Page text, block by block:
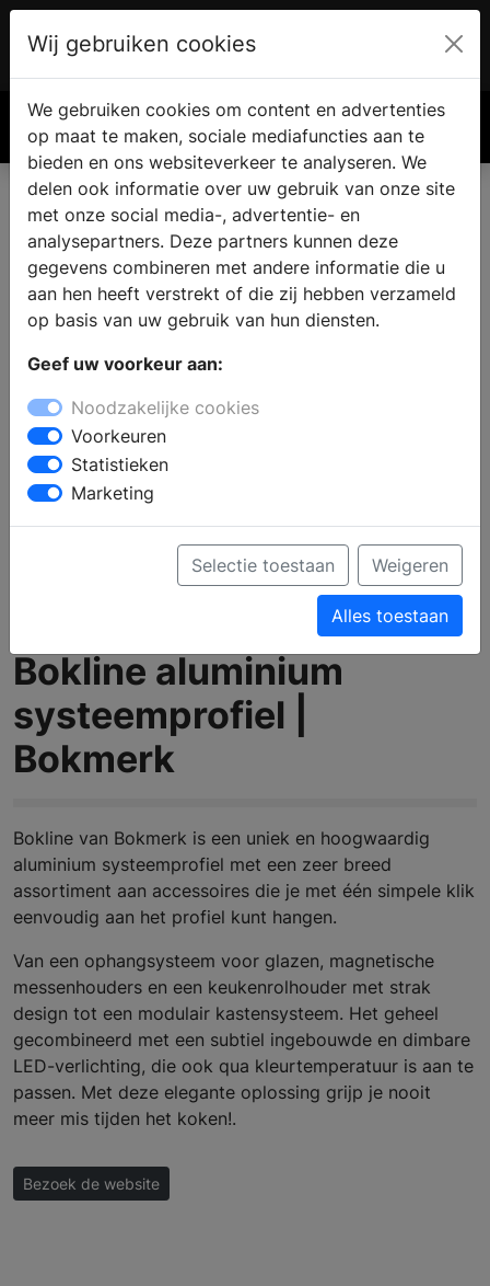
€ 0.00
Bokline aluminium
systeemprofiel |
Bokmerk
Bokline van Bokmerk is een uniek en hoogwaardig
aluminium systeemprofiel met een zeer breed
assortiment aan accessoires die je met één simpele klik
eenvoudig aan het profiel kunt hangen.
Van een ophangsysteem voor glazen, magnetische
messenhouders en een keukenrolhouder met strak
design tot een modulair kastensysteem. Het geheel
gecombineerd met een subtiel ingebouwde en dimbare
LED-verlichting, die ook qua kleurtemperatuur is aan te
passen. Met deze elegante oplossing grijp je nooit
meer mis tijden het koken!.
Bezoek de website
Wij gebruiken cookies
We gebruiken cookies om content en advertenties
op maat te maken, sociale mediafuncties aan te
bieden en ons websiteverkeer te analyseren. We
delen ook informatie over uw gebruik van onze site
met onze social media-, advertentie- en
analysepartners. Deze partners kunnen deze
gegevens combineren met andere informatie die u
aan hen heeft verstrekt of die zij hebben verzameld
op basis van uw gebruik van hun diensten.
Geef uw voorkeur aan:
Noodzakelijke cookies
Voorkeuren
Statistieken
Marketing
Selectie toestaan Weigeren
Alles toestaan